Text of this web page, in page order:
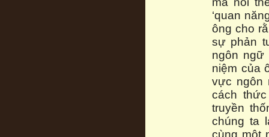
‘quan
ông cho
sự phản
ngôn ngữ
niệm của
vực ngôn
cách
truyền
chúng ta
cùng một